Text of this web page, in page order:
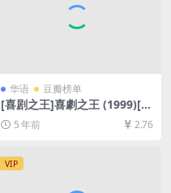
华语 豆瓣榜单
[喜剧之王]喜劇之王 (1999)[百
度网盘+迅雷云盘资源1080P
超清未删减][MP4/5.3GB][粤
5 年前 2.76
VIP